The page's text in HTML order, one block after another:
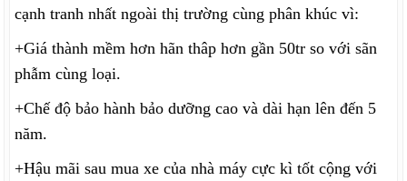
cạnh tranh nhất ngoài thị trường cùng phân khúc vì:
+Giá thành mềm hơn hãn thâp hơn gần 50tr so với sãn
phẫm cùng loại.
+Chế độ bảo hành bảo dưỡng cao và dài hạn lên đến 5
năm.
+Hậu mãi sau mua xe của nhà máy cực kì tốt cộng với